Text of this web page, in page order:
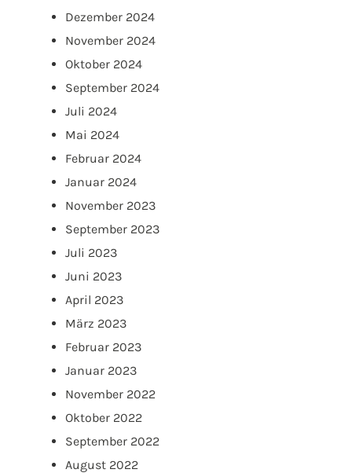
Dezember 2024
November 2024
Oktober 2024
September 2024
Juli 2024
Mai 2024
Februar 2024
Januar 2024
November 2023
September 2023
Juli 2023
Juni 2023
April 2023
März 2023
Februar 2023
Januar 2023
November 2022
Oktober 2022
September 2022
August 2022